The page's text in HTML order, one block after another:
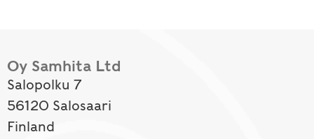
Oy Samhita Ltd
Salopolku 7
56120 Salosaari
Finland